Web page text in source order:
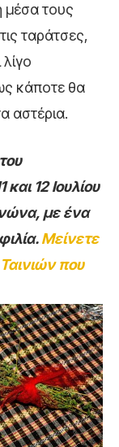
τους
ταράτσες,
λίγο
κάποτε θα
αστέρια.
και 12 Ιουλίου
με ένα
Μείνετε
που